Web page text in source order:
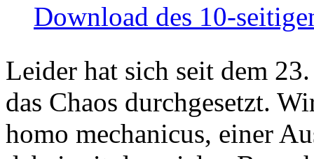
Download des 10-
Leider hat sich seit dem
das Chaos durchgesetzt.
homo mechanicus, einer